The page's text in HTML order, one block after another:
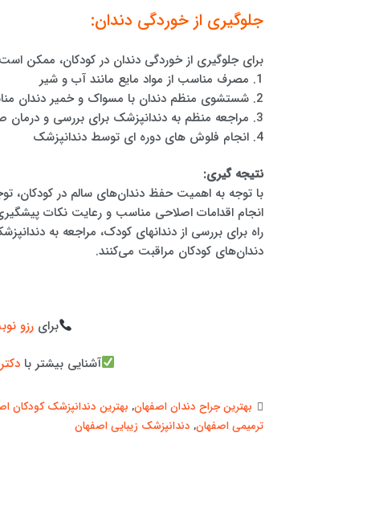
جلوگیری از خوردگی دندان:
برای جلوگیری از خوردگی دندان در کودکان، ممکن
1. مصرف مناسب از مواد مایع مانند آب و شیر
2. شستشوی منظم دندان با مسواک و خمیر دندان مناسب
3. مراجعه منظم به دندانپزشک برای بررسی و درمان صحیح مشکلات دندانی
4. انجام فلوش های دوره ای توسط دندانپزشک
نتیجه گیری:
با توجه به اهمیت حفظ دندان‌های سالم در کودکان،
انجام اقدامات اصلاحی مناسب و رعایت نکات
راه برای بررسی از دندانهای کودک، مراجعه به
دندان‌های کودکان مراقبت می‌کنند.
برای رزو
آشنایی بیشتر با
بهترین جراح دندان اصفهان, بهترین دندانپزشک کودکان
ترمیمی اصفهان, دندانپزشک زیبایی اصفهان